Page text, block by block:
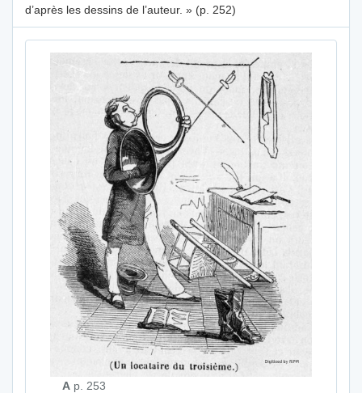
d’après les dessins de l’auteur. » (p. 252)
A p. 253